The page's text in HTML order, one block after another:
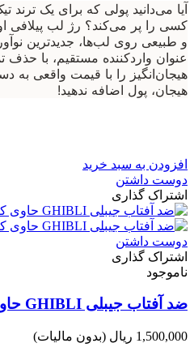
آیا می‌دانید پولی که برای یک ترند
کسی را پر می‌کند؟ رژ لب پیلافی
و طبیعی روی لب‌ها، جدیدترین
عنوان واردکننده مستقیم، با حذف
هیجان‌انگیز را با قیمت واقعی به
هیجان، پول اضافه ندهید!
افزودن به سبد خرید
دوست داشتن
اشتراک گذاری
دوست داشتن
اشتراک گذاری
ناموجود
ضد آفتاب جیبلی GHIBLI حاوی کرم پودر با SPF 50
1,500,000 ریال (بدون مالیات)